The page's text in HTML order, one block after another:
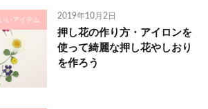
いアイテム 2019年10月2日
押し花の作り方・アイロンを
使って綺麗な押し花やしおり
を作ろう